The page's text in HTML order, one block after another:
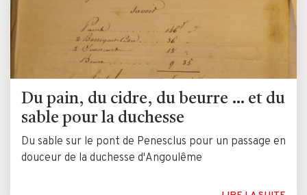
Du pain, du cidre, du beurre … et du
sable pour la duchesse
Du sable sur le pont de Penesclus pour un passage en
douceur de la duchesse d'Angoulême